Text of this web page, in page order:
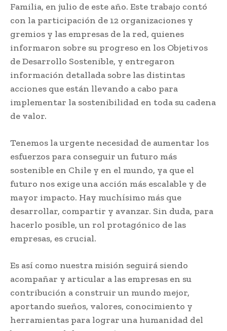
Familia, en julio de este año. Este trabajo contó
con la participación de 12 organizaciones y
gremios y las empresas de la red, quienes
informaron sobre su progreso en los Objetivos
de Desarrollo Sostenible, y entregaron
información detallada sobre las distintas
acciones que están llevando a cabo para
implementar la sostenibilidad en toda su cadena
de valor.
Tenemos la urgente necesidad de aumentar los
esfuerzos para conseguir un futuro más
sostenible en Chile y en el mundo, ya que el
futuro nos exige una acción más escalable y de
mayor impacto. Hay muchísimo más que
desarrollar, compartir y avanzar. Sin duda, para
hacerlo posible, un rol protagónico de las
empresas, es crucial.
Es así como nuestra misión seguirá siendo
acompañar y articular a las empresas en su
contribución a construir un mundo mejor,
aportando sueños, valores, conocimiento y
herramientas para lograr una humanidad del